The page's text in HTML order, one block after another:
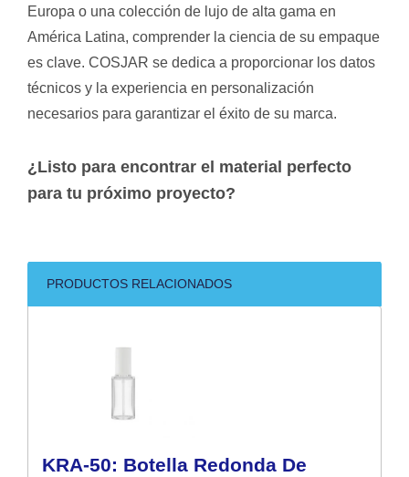
Europa o una colección de lujo de alta gama en
América Latina, comprender la ciencia de su empaque
es clave. COSJAR se dedica a proporcionar los datos
técnicos y la experiencia en personalización
necesarios para garantizar el éxito de su marca.
¿Listo para encontrar el material perfecto
para tu próximo proyecto?
PRODUCTOS RELACIONADOS
KRA-50: Botella Redonda De